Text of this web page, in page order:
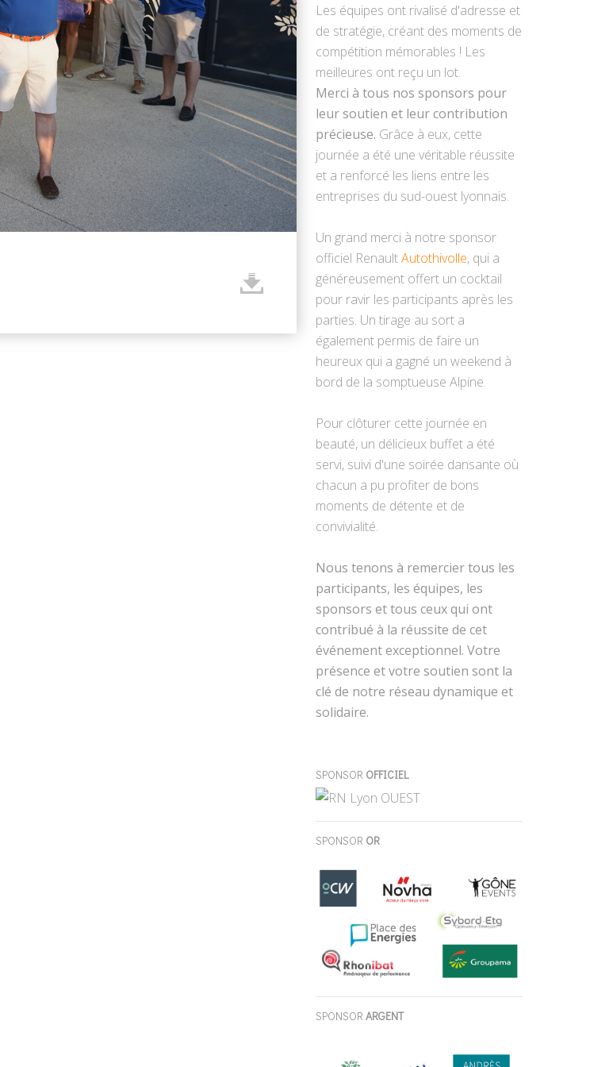
Les équipes ont rivalisé d'adresse et
de stratégie, créant des moments de
compétition mémorables ! Les
meilleures ont reçu un lot.
Merci à tous nos sponsors pour
leur soutien et leur contribution
précieuse. Grâce à eux, cette
journée a été une véritable réussite
et a renforcé les liens entre les
entreprises du sud-ouest lyonnais.
Un grand merci à notre sponsor
officiel RenaultAutothivolle, qui a
généreusement offert un cocktail
pour ravir les participants après les
parties. Un tirage au sort a
également permis de faire un
heureux qui a gagné un weekend à
bord de la somptueuse Alpine.
Pour clôturer cette journée en
beauté, un délicieux buffet a été
servi, suivi d'une soirée dansante où
chacun a pu profiter de bons
moments de détente et de
convivialité.
Nous tenons à remercier tous les
participants, les équipes, les
sponsors et tous ceux qui ont
contribué à la réussite de cet
événement exceptionnel. Votre
présence et votre soutien sont la
clé de notre réseau dynamique et
solidaire.
SPONSOR OFFICIEL
SPONSOR OR
SPONSOR ARGENT